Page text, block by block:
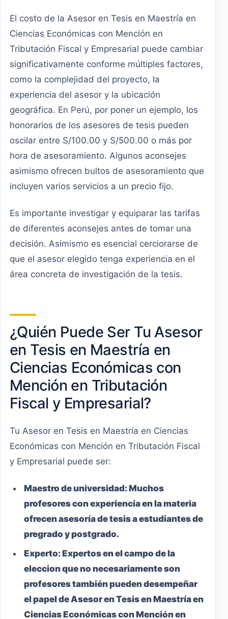
El costo de la Asesor en Tesis en Maestría en
Ciencias Económicas con Mención en
Tributación Fiscal y Empresarial puede cambiar
significativamente conforme múltiples factores,
como la complejidad del proyecto, la
experiencia del asesor y la ubicación
geográfica. En Perú, por poner un ejemplo, los
honorarios de los asesores de tesis pueden
oscilar entre S/100.00 y S/500.00 o más por
hora de asesoramiento. Algunos aconsejes
asimismo ofrecen bultos de asesoramiento que
incluyen varios servicios a un precio fijo.
Es importante investigar y equiparar las tarifas
de diferentes aconsejes antes de tomar una
decisión. Asimismo es esencial cerciorarse de
que el asesor elegido tenga experiencia en el
área concreta de investigación de la tesis.
¿Quién Puede Ser Tu Asesor
en Tesis en Maestría en
Ciencias Económicas con
Mención en Tributación
Fiscal y Empresarial?
Tu Asesor en Tesis en Maestría en Ciencias
Económicas con Mención en Tributación Fiscal
y Empresarial puede ser:
Maestrode universidad:Muchos
profesores con experiencia en la materia
ofrecen asesoría de tesis a estudiantes de
pregrado y postgrado.
Experto:Expertos en el campo de la
eleccion que no necesariamente son
profesores también pueden desempeñar
el papel de Asesor en Tesis en Maestría en
Ciencias Económicas con Mención en